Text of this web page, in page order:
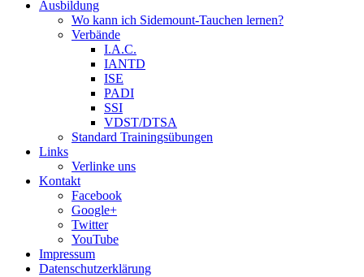
Ausbildung
Wo kann ich Sidemount-Tauchen lernen?
Verbände
I.A.C.
IANTD
ISE
PADI
SSI
VDST/DTSA
Standard Trainingsübungen
Links
Verlinke uns
Kontakt
Facebook
Google+
Twitter
YouTube
Impressum
Datenschutzerklärung